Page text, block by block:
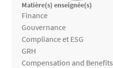
Matière(s) enseignée(s)
Matières enseignées
Finance
Gouvernance
Compliance et ESG
GRH
Compensation and Benefits